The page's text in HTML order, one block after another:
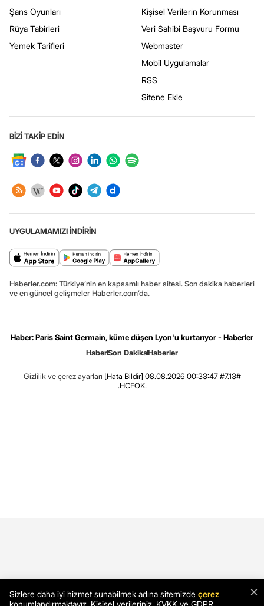
Şans Oyunları
Rüya Tabirleri
Yemek Tarifleri
Kişisel Verilerin Korunması
Veri Sahibi Başvuru Formu
Webmaster
Mobil Uygulamalar
RSS
Sitene Ekle
BİZİ TAKİP EDİN
UYGULAMAMIZI İNDİRİN
Haberler.com: Türkiye’nin en kapsamlı haber sitesi. Son dakika haberleri
ve en güncel gelişmeler Haberler.com’da.
Haber: Paris Saint Germain, küme düşen Lyon'u kurtarıyor - Haberler
HaberSon DakikaHaberler
Gizlilik ve çerez ayarları [Hata Bildir] 08.08.2026 00:33:47 #7.13#
.HCFOK.
×
Sizlere daha iyi hizmet sunabilmek adına sitemizde çerez
konumlandırmaktayız. Kişisel verileriniz, KVKK ve GDPR